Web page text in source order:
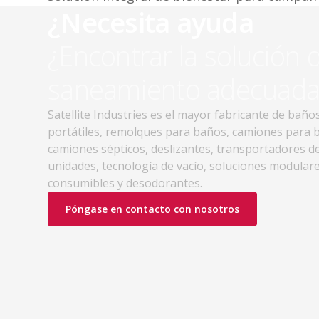
Satellite Industries es el mayor fabricante de
portátiles, remolques para baños, camiones para
camiones sépticos, deslizantes, transportadores
unidades, tecnología de vacío, soluciones
consumibles y desodorantes.
Póngase en contacto con nosotros